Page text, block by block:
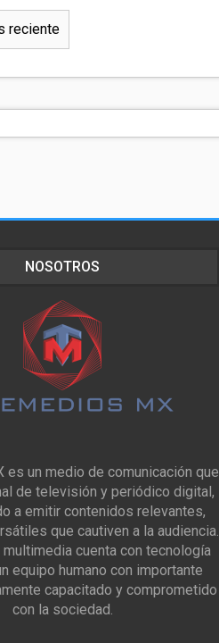
reciente
NOSOTROS
es un medio de comunicación que
de televisión y periódico digital,
a emitir contenidos relevantes,
que cautiven a la audiencia.
cuenta con tecnología
equipo humano con importante
capacitado y comprometido
con la sociedad.